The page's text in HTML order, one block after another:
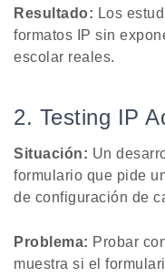
Resultado: Los
formatos IP sin
escolar reales.
2. Testing IP
Situación: Un
formulario que pide
de configuración de
Problema: Probar
muestra si el